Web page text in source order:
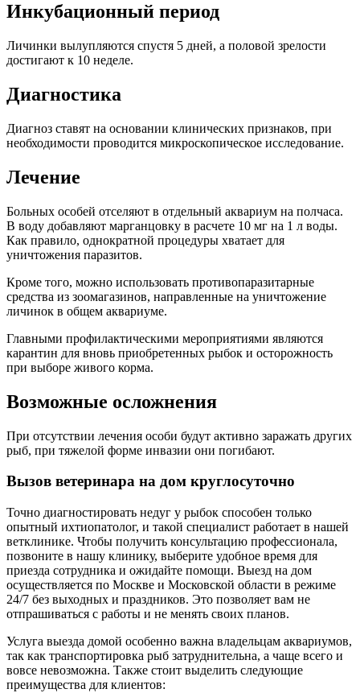
Инкубационный период
Личинки вылупляются спустя 5 дней, а половой зрелости
достигают к 10 неделе.
Диагностика
Диагноз ставят на основании клинических признаков, при
необходимости проводится микроскопическое исследование.
Лечение
Больных особей отселяют в отдельный аквариум на полчаса.
В воду добавляют марганцовку в расчете 10 мг на 1 л воды.
Как правило, однократной процедуры хватает для
уничтожения паразитов.
Кроме того, можно использовать противопаразитарные
средства из зоомагазинов, направленные на уничтожение
личинок в общем аквариуме.
Главными профилактическими мероприятиями являются
карантин для вновь приобретенных рыбок и осторожность
при выборе живого корма.
Возможные осложнения
При отсутствии лечения особи будут активно заражать других
рыб, при тяжелой форме инвазии они погибают.
Вызов ветеринара на дом круглосуточно
Точно диагностировать недуг у рыбок способен только
опытный ихтиопатолог, и такой специалист работает в нашей
ветклинике. Чтобы получить консультацию профессионала,
позвоните в нашу клинику, выберите удобное время для
приезда сотрудника и ожидайте помощи. Выезд на дом
осуществляется по Москве и Московской области в режиме
24/7 без выходных и праздников. Это позволяет вам не
отпрашиваться с работы и не менять своих планов.
Услуга выезда домой особенно важна владельцам аквариумов,
так как транспортировка рыб затруднительна, а чаще всего и
вовсе невозможна. Также стоит выделить следующие
преимущества для клиентов: